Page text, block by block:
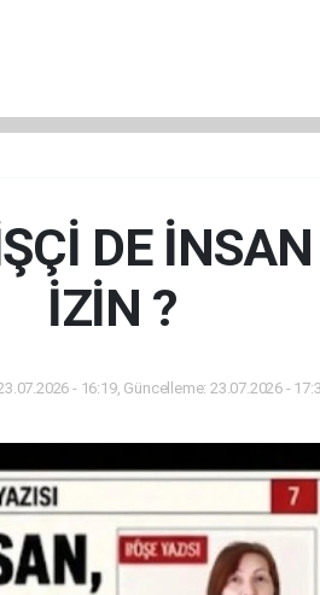
DE
İZİN ?
- 16:19, Güncelleme: 23.07.2026 -